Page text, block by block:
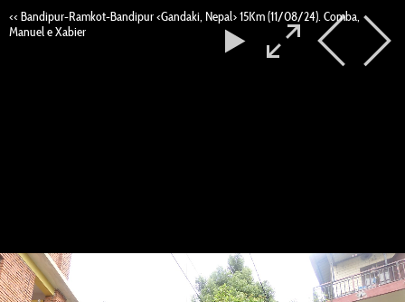
<< Bandipur-Ramkot-Bandipur <Gandaki, Nepal> 15Km (11/08/24). Comba,
Manuel e Xabier